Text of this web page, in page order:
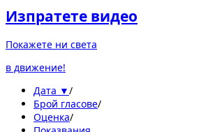
Изпратете видео
Покажете ни света
в движение!
Дата ▼/
Брой гласове/
Оценка/